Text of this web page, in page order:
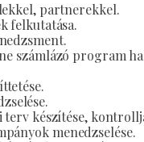
partnerekkel.
felkutatása.
számlázó program
terv készítése,
menedzselése.